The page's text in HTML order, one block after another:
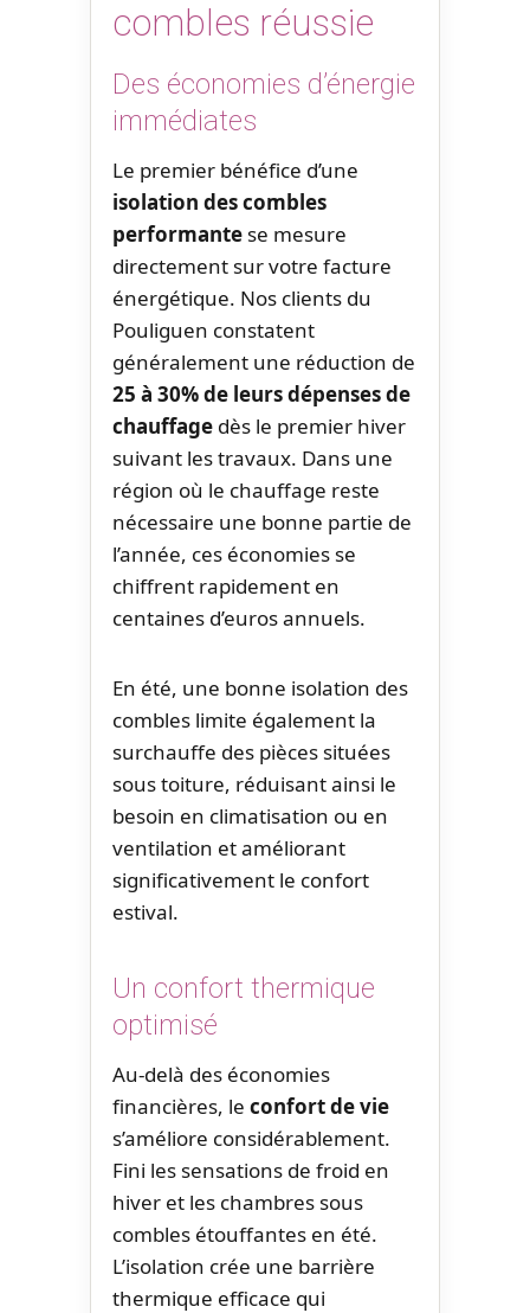
combles réussie
Des économies d’énergie
immédiates
Le premier bénéfice d’une
isolation des combles
performante se mesure
directement sur votre facture
énergétique. Nos clients du
Pouliguen constatent
généralement une réduction de
25 à 30% de leurs dépenses de
chauffage dès le premier hiver
suivant les travaux. Dans une
région où le chauffage reste
nécessaire une bonne partie de
l’année, ces économies se
chiffrent rapidement en
centaines d’euros annuels.
En été, une bonne isolation des
combles limite également la
surchauffe des pièces situées
sous toiture, réduisant ainsi le
besoin en climatisation ou en
ventilation et améliorant
significativement le confort
estival.
Un confort thermique
optimisé
Au-delà des économies
financières, le confort de vie
s’améliore considérablement.
Fini les sensations de froid en
hiver et les chambres sous
combles étouffantes en été.
L’isolation crée une barrière
thermique efficace qui